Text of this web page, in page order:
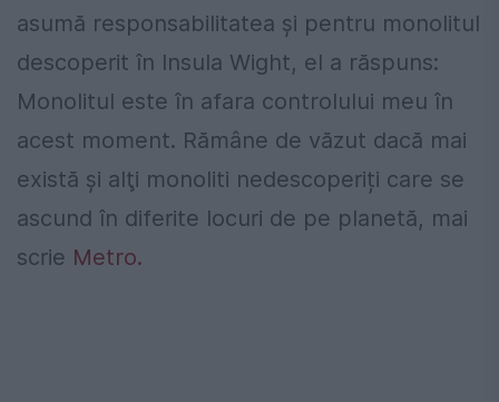
asumă responsabilitatea şi pentru monolitul
descoperit în Insula Wight, el a răspuns:
Monolitul este în afara controlului meu în
acest moment. Rămâne de văzut dacă mai
există şi alţi monoliti nedescoperiți care se
ascund în diferite locuri de pe planetă, mai
scrie Metro.